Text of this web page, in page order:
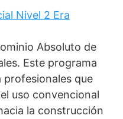
Nivel 2 Era
Absoluto de
Este programa
que
uso convencional
la construcción